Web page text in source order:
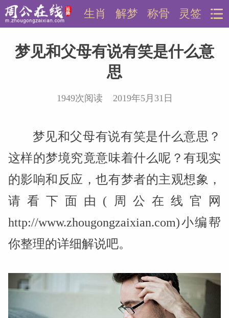
灵签
称骨
解梦
生肖
梦见和父母有说有笑是什么意
思
1949次阅读 2019年5月31日
梦见和父母有说有笑是什么意思？
这样的梦境究竟意味着什么呢？有现实
的影响和反应，也有梦者的主观想象，
请看下面由(周公在线官网
http://www.zhougongzaixian.com)小编帮
你整理的详细解说吧。